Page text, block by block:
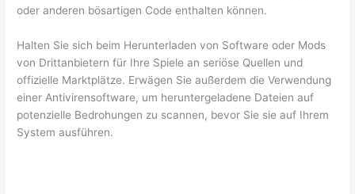
oder anderen bösartigen Code enthalten können.
Halten Sie sich beim Herunterladen von Software oder Mods
von Drittanbietern für Ihre Spiele an seriöse Quellen und
offizielle Marktplätze. Erwägen Sie außerdem die Verwendung
einer Antivirensoftware, um heruntergeladene Dateien auf
potenzielle Bedrohungen zu scannen, bevor Sie sie auf Ihrem
System ausführen.